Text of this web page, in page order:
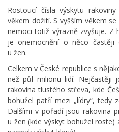
Rostoucí čísla výskytu
věkem dožití. S vyšším věkem
nemoci totiž výrazně zvyšuje. Z
je onemocnění o něco častěji
u žen.
Celkem v České republice s
než půl milionu lidí. Nejčastěji
rakovina tlustého střeva, kde
bohužel patří mezi „lídry“, tedy
Dalšími v pořadí jsou rakovina
u žen (kde výskyt bohužel roste)